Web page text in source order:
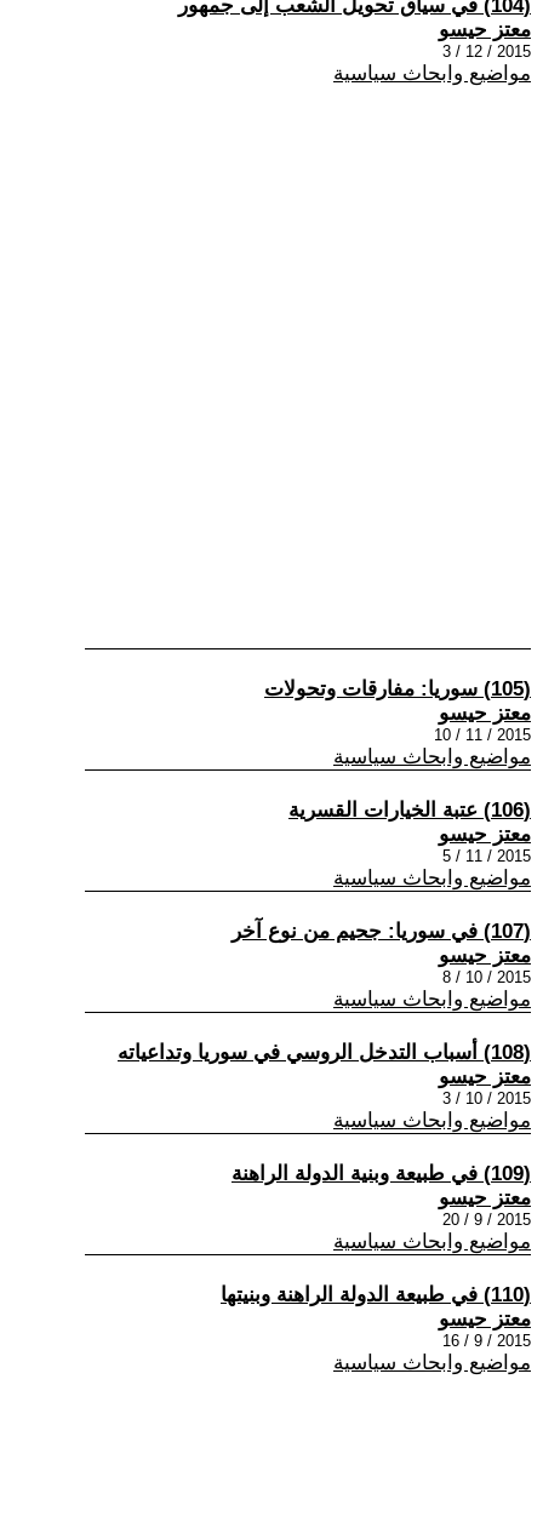
(104) في سياق تحويل الشعب إلى جمهور
معتز حيسو
2015 / 12 / 3
مواضيع وابحاث سياسية
(105) سوريا: مفارقات وتحولات
معتز حيسو
2015 / 11 / 10
مواضيع وابحاث سياسية
(106) عتبة الخيارات القسرية
معتز حيسو
2015 / 11 / 5
مواضيع وابحاث سياسية
(107) في سوريا: جحيم من نوع آخر
معتز حيسو
2015 / 10 / 8
مواضيع وابحاث سياسية
(108) أسباب التدخل الروسي في سوريا وتداعياته
معتز حيسو
2015 / 10 / 3
مواضيع وابحاث سياسية
(109) في طبيعة وبنية الدولة الراهنة
معتز حيسو
2015 / 9 / 20
مواضيع وابحاث سياسية
(110) في طبيعة الدولة الراهنة وبنيتها
معتز حيسو
2015 / 9 / 16
مواضيع وابحاث سياسية